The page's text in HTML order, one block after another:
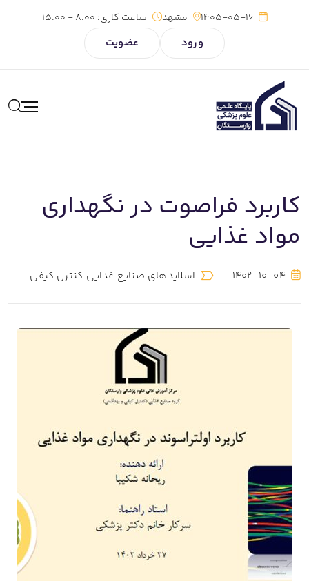
1405-05-16 مشهد ساعت کاری:
ورود عضویت
کاربرد فراصوت در نگهداری
مواد غذایی
1402-10-04 اسلایدهای صنایع غذایی کنترل کیفی